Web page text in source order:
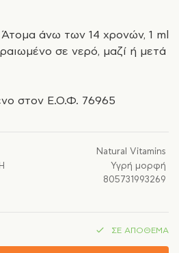
Άτομα άνω των 14 χρονών, 1 ml
σε νερό, μαζί ή μετά
στον Ε.Ο.Φ. 76965
Natural Vitamins
Υγρή μορφή
805731993269
ΣΕ ΑΠΌΘΕΜΑ